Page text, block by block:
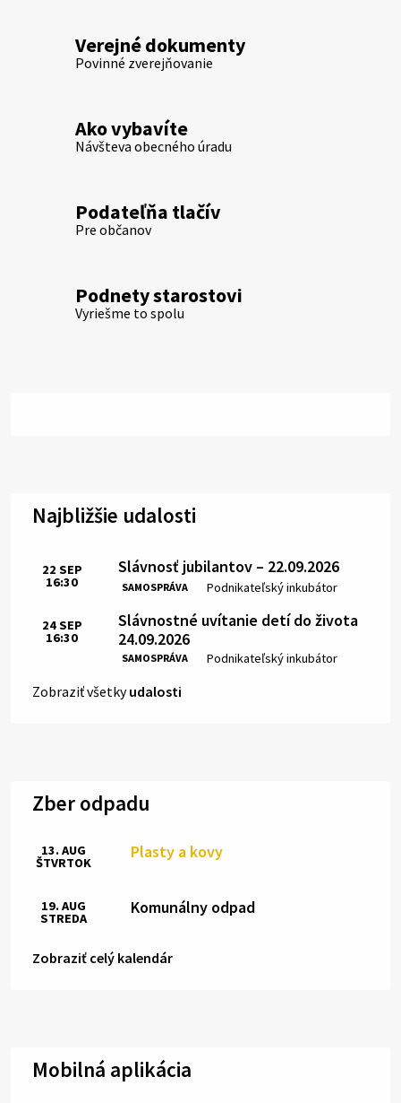
Verejné dokumenty
Povinné zverejňovanie
Ako vybavíte
Návšteva obecného úradu
Podateľňa tlačív
Pre občanov
Podnety starostovi
Vyriešme to spolu
Najbližšie udalosti
Slávnosť jubilantov – 22.09.2026
SAMOSPRÁVA Miesto:
Podnikateľský inkubátor
Čas:
22 SEP
16:30
Slávnostné uvítanie detí do života
24.09.2026
SAMOSPRÁVA Miesto:
Podnikateľský inkubátor
Čas:
24SEP
16:30
Zobraziť všetkyudalosti
Zber odpadu
Plasty a kovy
13. AUG
ŠTVRTOK
Komunálny odpad
19. AUG
STREDA
Zobraziť celý kalendár
Mobilná aplikácia